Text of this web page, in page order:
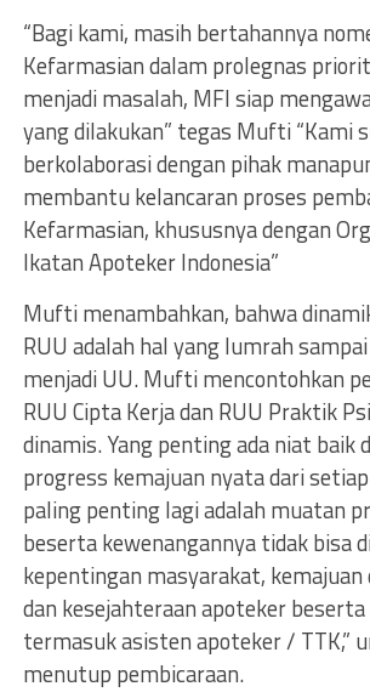
“Bagi kami, masih bertahannya
Kefarmasian dalam prolegnas
menjadi masalah, MFI siap
yang dilakukan” tegas Mufti “Kami
berkolaborasi dengan pihak
membantu kelancaran proses
Kefarmasian, khususnya dengan
Ikatan Apoteker Indonesia”
Mufti menambahkan, bahwa
RUU adalah hal yang lumrah
menjadi UU. Mufti mencontohkan
RUU Cipta Kerja dan RUU Praktik
dinamis. Yang penting ada niat baik
progress kemajuan nyata dari
paling penting lagi adalah muatan
beserta kewenangannya tidak bisa
kepentingan masyarakat,
dan kesejahteraan apoteker
termasuk asisten apoteker / TTK,”
menutup pembicaraan.